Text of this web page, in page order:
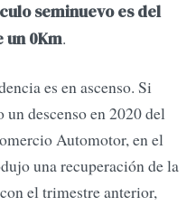
seminuevo es del
un 0Km.
es en ascenso. Si
descenso en 2020 del
Automotor, en el
una recuperación de la
el trimestre anterior,